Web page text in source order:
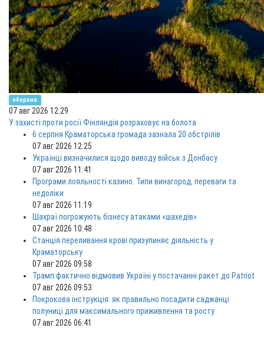
оборона
07 авг 2026 12:29
У захисті проти росії Фінляндія розраховує на болота
6 серпня Краматорська громада зазнала 20 обстрілів
07 авг 2026 12:25
Українці визначилися щодо виводу військ з Донбасу
07 авг 2026 11:41
Програми лояльності казино. Типи винагород, переваги та
недоліки
07 авг 2026 11:19
Шахраї погрожують бізнесу атаками «шахедів»
07 авг 2026 10:48
Станція переливання крові призупиняє діяльність у
Краматорську
07 авг 2026 09:58
Трамп фактично відмовив Україні у постачанні ракет до Patriot
07 авг 2026 09:53
Покрокова інструкція: як правильно посадити саджанці
полуниці для максимального приживлення та росту
07 авг 2026 06:41